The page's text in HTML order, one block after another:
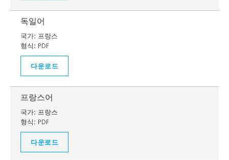
독일어
국가: 프랑스
형식: PDF
다운로드
프랑스어
국가: 프랑스
형식: PDF
다운로드